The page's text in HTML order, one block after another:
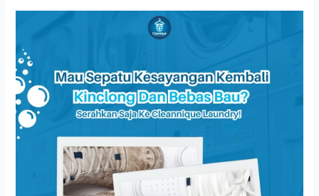
Saat
Mencuci
Sepatu
Sendiri